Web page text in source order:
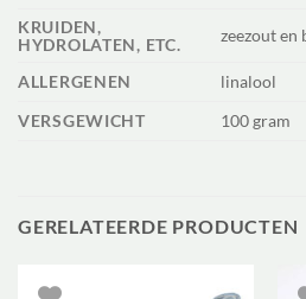
KRUIDEN,
HYDROLATEN, ETC.
zeezout
ALLERGENEN
linalool
VERSGEWICHT
100 gram
GERELATEERDE PRODUCTEN